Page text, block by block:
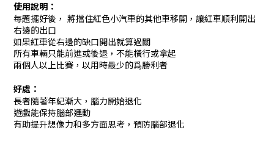
使用說明：
每題擺好後， 將擋住紅色小汽車的其他車移開，讓紅車順利開出
右邊的出口
如果紅車從右邊的缺口開出就算過關
所有車輛只能前進或後退，不能橫行或拿起
兩個人以上比賽，以用時最少的爲勝利者
好處：
長者隨著年紀漸大，腦力開始退化
遊戲能保持腦部運動
有助提升想像力和多方面思考， 預防腦部退化